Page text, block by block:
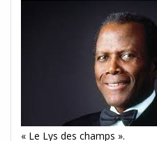
« Le Lys des champs ».